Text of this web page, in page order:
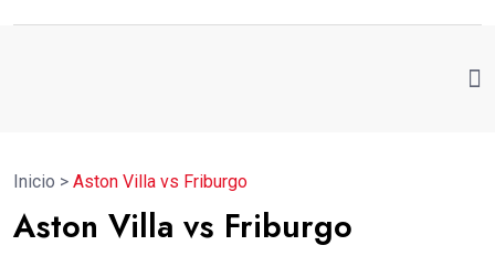
Inicio > Aston Villa vs Friburgo
Aston Villa vs Friburgo